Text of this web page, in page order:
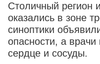
Столичный регион
оказались в зоне
синоптики
опасности, а
сердце и сосуды.